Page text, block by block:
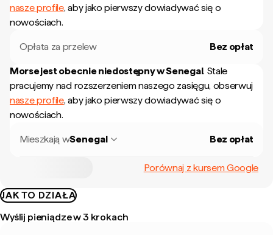
nasze profile, aby jako pierwszy dowiadywać się o
nowościach.
Opłata za przelew Bez opłat
Morse jest obecnie niedostępny wSenegal. Stale
pracujemy nad rozszerzeniem naszego zasięgu, obserwuj
nasze profile, aby jako pierwszy dowiadywać się o
nowościach.
Mieszkają wSenegal Bez opłat
Porównaj z kursem Google
JAK TO DZIAŁA
Wyślij pieniądze w 3 krokach